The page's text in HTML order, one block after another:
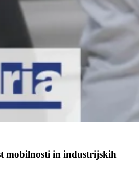
mobilnosti in industrijskih